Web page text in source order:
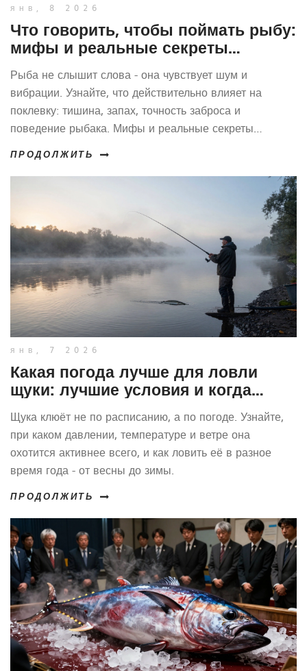
янв, 8 2026
Что говорить, чтобы поймать рыбу:
мифы и реальные секреты
успешной рыбалки
Рыба не слышит слова - она чувствует шум и
вибрации. Узнайте, что действительно влияет на
поклевку: тишина, запах, точность заброса и
поведение рыбака. Мифы и реальные секреты
ПРОДОЛЖИТЬ
янв, 7 2026
Какая погода лучше для ловли
щуки: лучшие условия и когда
клюет активнее
Щука клюёт не по расписанию, а по погоде. Узнайте,
при каком давлении, температуре и ветре она
охотится активнее всего, и как ловить её в разное
время года - от весны до зимы.
ПРОДОЛЖИТЬ